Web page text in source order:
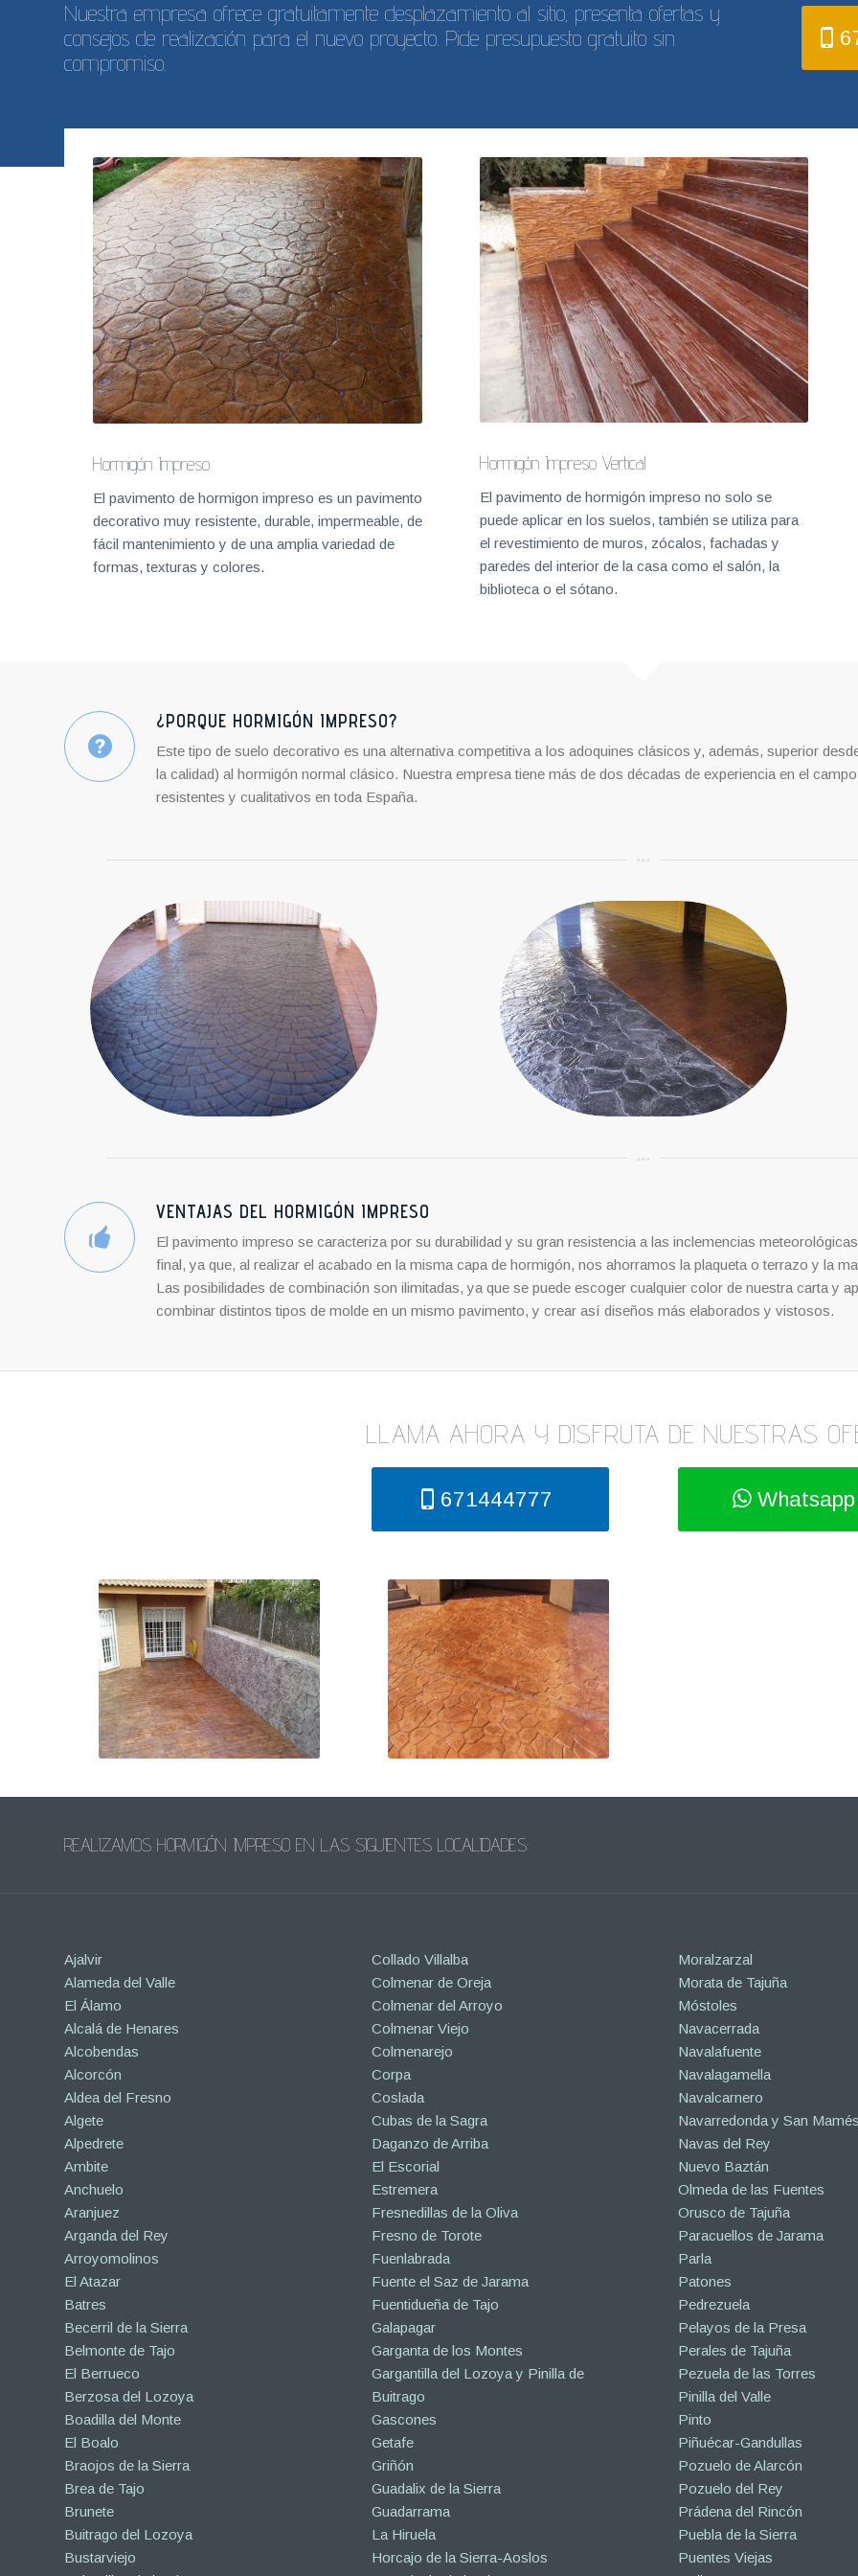
Nuestra empresa ofrece gratuitamente desplazamiento al sitio, presenta ofertas y
consejos de realización para el nuevo proyecto. Pide presupuesto gratuito sin
compromiso.
Hormigón Impreso
El pavimento de hormigon impreso es un pavimento
decorativo muy resistente, durable, impermeable, de
fácil mantenimiento y de una amplia variedad de
formas, texturas y colores.
Hormigón Impreso Vertical
El pavimento de hormigón impreso no solo se
puede aplicar en los suelos, también se utiliza para
el revestimiento de muros, zócalos, fachadas y
paredes del interior de la casa como el salón, la
biblioteca o el sótano.
¿PORQUE HORMIGÓN IMPRESO?
Este tipo de suelo decorativo es una alternativa competitiva a los adoquines clásicos y, además, superior
la calidad) al hormigón normal clásico. Nuestra empresa tiene más de dos décadas de experiencia en el
resistentes y cualitativos en toda España.
VENTAJAS DEL HORMIGÓN IMPRESO
El pavimento impreso se caracteriza por su durabilidad y su gran resistencia a las inclemencias
final, ya que, al realizar el acabado en la misma capa de hormigón, nos ahorramos la plaqueta o terrazo y la
Las posibilidades de combinación son ilimitadas, ya que se puede escoger cualquier color de nuestra carta y
combinar distintos tipos de molde en un mismo pavimento, y crear así diseños más elaborados y vistosos.
LLAMA AHORA Y DISFRUTA DE NUESTRAS
671444777 Whatsapp
REALIZAMOS HORMIGÓN IMPRESO EN LAS SIGUIENTES LOCALIDADES:
Ajalvir
Alameda del Valle
El Álamo
Alcalá de Henares
Alcobendas
Alcorcón
Aldea del Fresno
Algete
Alpedrete
Ambite
Anchuelo
Aranjuez
Arganda del Rey
Arroyomolinos
El Atazar
Batres
Becerril de la Sierra
Belmonte de Tajo
El Berrueco
Berzosa del Lozoya
Boadilla del Monte
El Boalo
Braojos de la Sierra
Brea de Tajo
Brunete
Buitrago del Lozoya
Bustarviejo
Collado Villalba
Colmenar de Oreja
Colmenar del Arroyo
Colmenar Viejo
Colmenarejo
Corpa
Coslada
Cubas de la Sagra
Daganzo de Arriba
El Escorial
Estremera
Fresnedillas de la Oliva
Fresno de Torote
Fuenlabrada
Fuente el Saz de Jarama
Fuentidueña de Tajo
Galapagar
Garganta de los Montes
Gargantilla del Lozoya y Pinilla de
Buitrago
Gascones
Getafe
Griñón
Guadalix de la Sierra
Guadarrama
La Hiruela
Horcajo de la Sierra-Aoslos
Moralzarzal
Morata de Tajuña
Móstoles
Navacerrada
Navalafuente
Navalagamella
Navalcarnero
Navarredonda y San Mamés
Navas del Rey
Nuevo Baztán
Olmeda de las Fuentes
Orusco de Tajuña
Paracuellos de Jarama
Parla
Patones
Pedrezuela
Pelayos de la Presa
Perales de Tajuña
Pezuela de las Torres
Pinilla del Valle
Pinto
Piñuécar-Gandullas
Pozuelo de Alarcón
Pozuelo del Rey
Prádena del Rincón
Puebla de la Sierra
Puentes Viejas